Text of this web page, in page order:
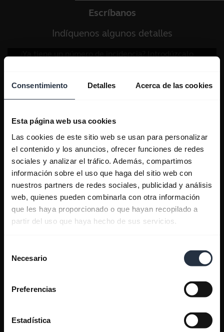
Consentimiento Detalles Acerca de las cookies
Esta página web usa cookies
Las cookies de este sitio web se usan para personalizar
el contenido y los anuncios, ofrecer funciones de redes
sociales y analizar el tráfico. Además, compartimos
información sobre el uso que haga del sitio web con
nuestros partners de redes sociales, publicidad y análisis
web, quienes pueden combinarla con otra información
que les haya proporcionado o que hayan recopilado a
partir del uso que haya hecho de sus servicios.
Necesario
Preferencias
Estadística
Escríbanos
Indíquenos algunos detalles